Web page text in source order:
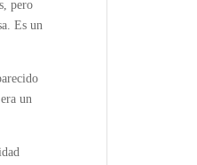
pero
Es un
un